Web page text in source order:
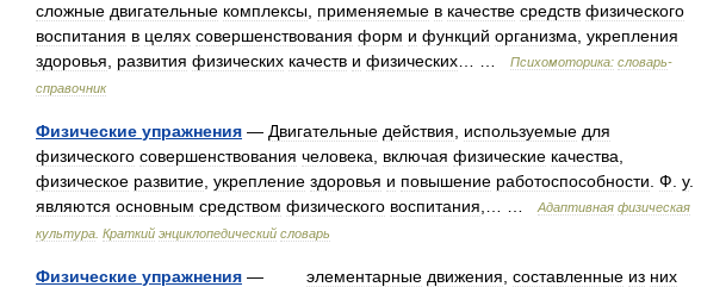
сложные двигательные комплексы применяемые в качестве средств физического
воспитания в целях совершенствования форм и функций организма укрепления
здоровья
развития физических качеств и физических Психомоторика: cловарь-
справочник
Физические упражнения — Двигательные действия используемые для
физического совершенствования человека включая физические качества
физическое развитие укрепление здоровья и повышение работоспособности Ф у.
являются основным средством физического воспитания Адаптивная физическая
культура Краткий энциклопедический словарь
Физические упражнения — элементарные движения составленные из них